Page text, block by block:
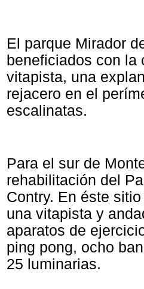
El parque Mirador
beneficiados con la
vitapista, una
rejacero en el
escalinatas.
Para el sur de
rehabilitación del
Contry. En éste
una vitapista y
aparatos de
ping pong, ocho
25 luminarias.